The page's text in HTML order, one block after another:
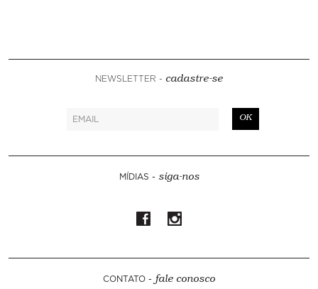
NEWSLETTER - cadastre-se
OK
MÍDIAS - siga-nos
CONTATO - fale conosco